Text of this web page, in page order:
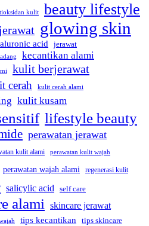
kulit beauty lifestyle
glowing skin
acid jerawat
kecantikan alami
kulit berjerawat
cerah kulit cerah alami
kulit kusam
lifestyle beauty
perawatan jerawat
kulit alami perawatan kulit wajah
perawatan wajah alami regenerasi kulit
salicylic acid self care
alami skincare jerawat
tips kecantikan tips skincare